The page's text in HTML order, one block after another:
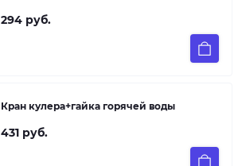
294 руб.
Кран кулера+гайка горячей воды
431 руб.